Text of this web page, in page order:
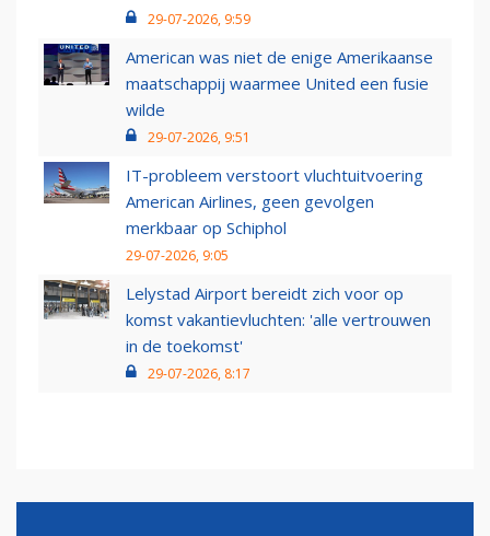
29-07-2026, 9:59
American was niet de enige Amerikaanse
maatschappij waarmee United een fusie
wilde
29-07-2026, 9:51
IT-probleem verstoort vluchtuitvoering
American Airlines, geen gevolgen
merkbaar op Schiphol
29-07-2026, 9:05
Lelystad Airport bereidt zich voor op
komst vakantievluchten: 'alle vertrouwen
in de toekomst'
29-07-2026, 8:17